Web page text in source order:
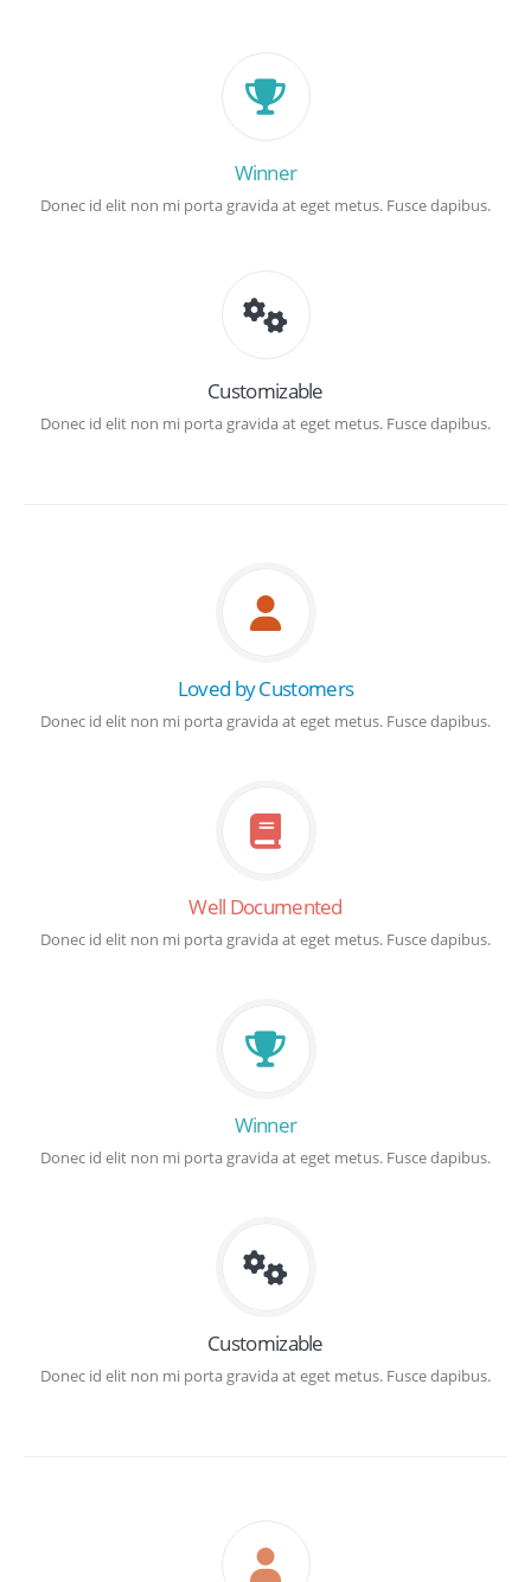
Winner
Donec id elit non mi porta gravida at eget metus. Fusce dapibus.
Customizable
Donec id elit non mi porta gravida at eget metus. Fusce dapibus.
Loved by Customers
Donec id elit non mi porta gravida at eget metus. Fusce dapibus.
Well Documented
Donec id elit non mi porta gravida at eget metus. Fusce dapibus.
Winner
Donec id elit non mi porta gravida at eget metus. Fusce dapibus.
Customizable
Donec id elit non mi porta gravida at eget metus. Fusce dapibus.